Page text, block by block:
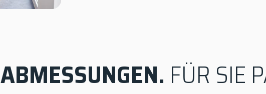
ABMESSUNGEN. FÜR SIE